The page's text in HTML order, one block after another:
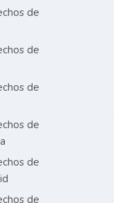
de
de
de
de
de
de